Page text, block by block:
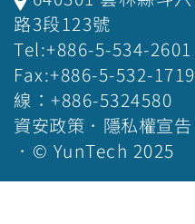
路3段123號
Tel:+886-5-534-2601
Fax:+886-5-532-
線：+886-5324580
資安政策 ． 隱私權宣告
．© YunTech 2025